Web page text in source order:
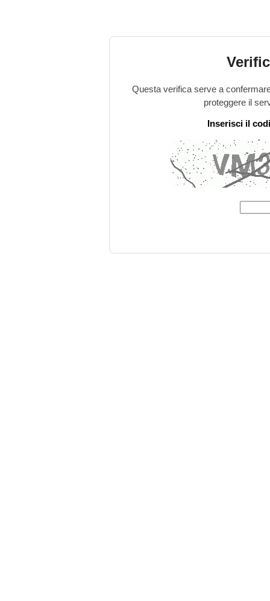
Questa verifica serve a
proteggere il
Inserisci il